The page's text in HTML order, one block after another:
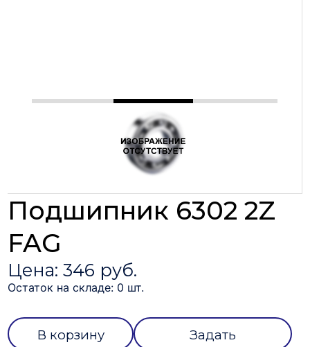
Подшипник 6302 2Z
FAG
Цена: 346 руб.
Остаток на складе: 0 шт.
В корзину
Задать